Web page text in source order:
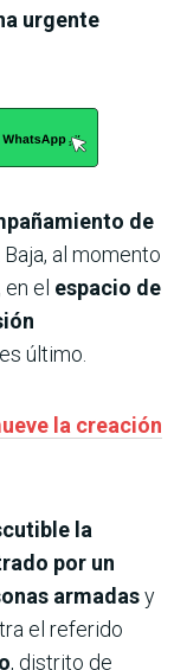
urgente
de
al momento
el espacio de
último.
la creación
la
por un
armadasy
el referido
, distrito de